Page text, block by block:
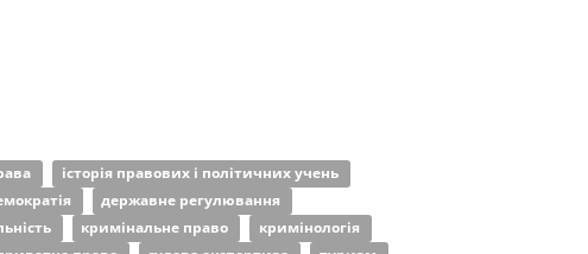
історія правових і політичних учень
державне регулювання
кримінальне право
кримінологія